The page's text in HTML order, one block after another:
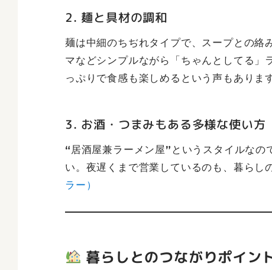
2. 麺と具材の調和
麺は中細のちぢれタイプで、スープとの絡
マなどシンプルながら「ちゃんとしてる」
っぷりで食感も楽しめるという声もありま
3. お酒・つまみもある多様な使い方
“居酒屋兼ラーメン屋”というスタイルな
い。夜遅くまで営業しているのも、暮ら
ラー）
暮らしとのつながりポイン